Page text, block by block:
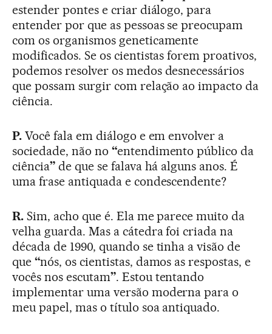
estender pontes e criar diálogo, para
entender por que as pessoas se preocupam
com os organismos geneticamente
modificados. Se os cientistas forem proativos,
podemos resolver os medos desnecessários
que possam surgir com relação ao impacto da
ciência.
P.Você fala em diálogo e em envolver a
sociedade, não no “entendimento público da
ciência”de que se falava há alguns anos. É
uma frase antiquada e condescendente?
R.Sim, acho que é. Ela me parece muito da
velha guarda. Mas a cátedra foi criada na
década de 1990, quando se tinha a visão de
que “nós, os cientistas, damos as respostas, e
vocês nos escutam”. Estou tentando
implementar uma versão moderna para o
meu papel, mas o título soa antiquado.